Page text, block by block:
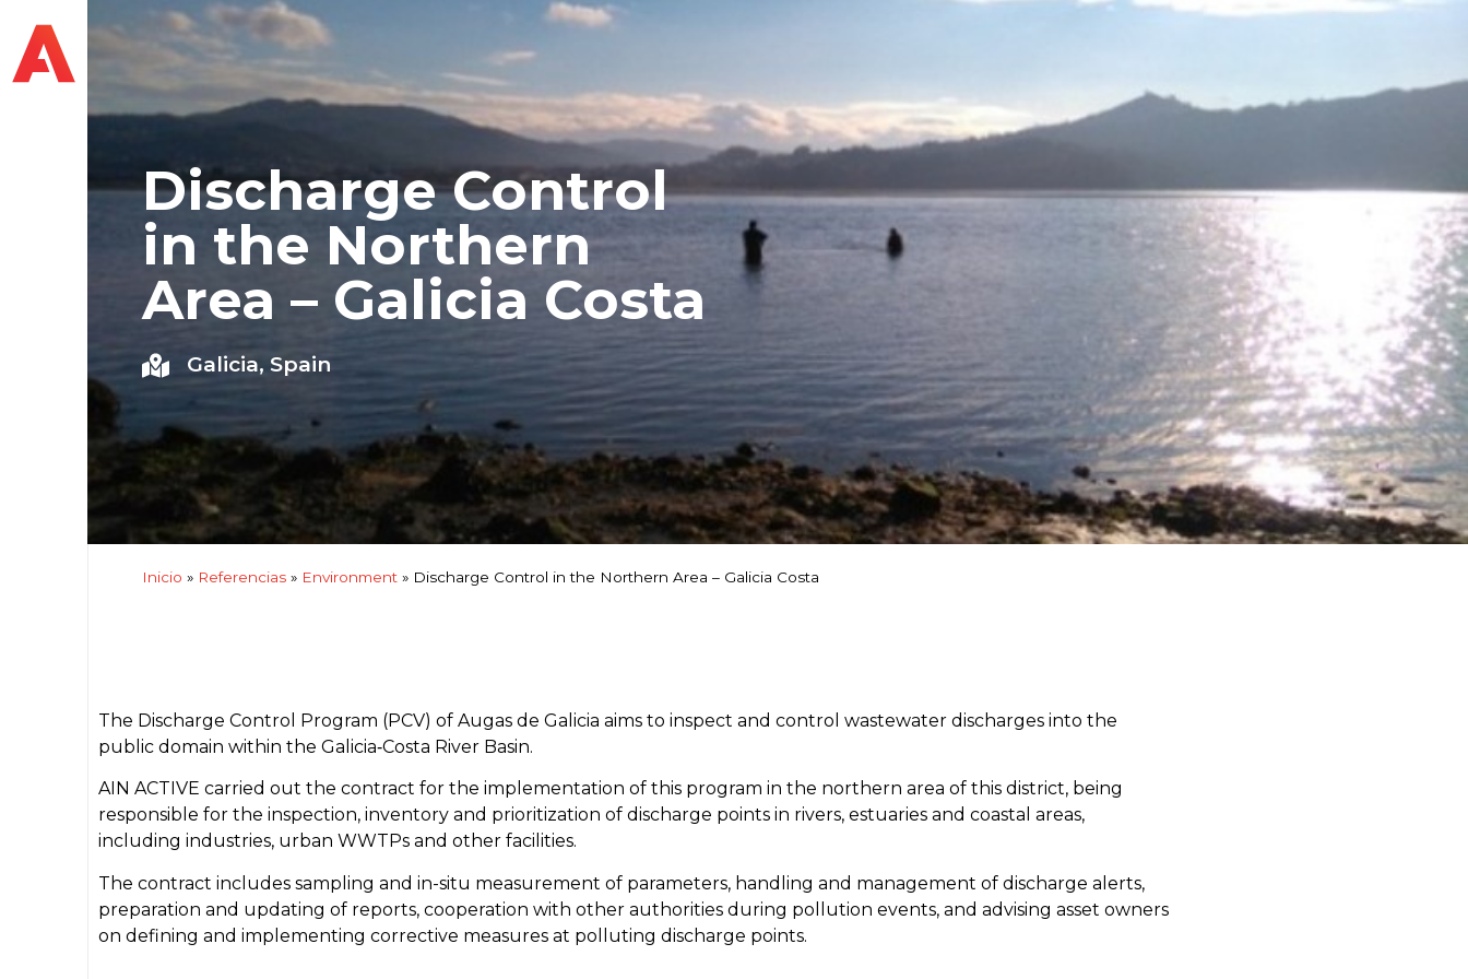
Discharge Control
in the Northern
Area – Galicia Costa
Galicia, Spain
Inicio » Referencias » Environment » Discharge Control in the Northern Area – Galicia Costa
The Discharge Control Program (PCV) of Augas de Galicia aims to inspect and control wastewater discharges into the
public domain within the Galicia‑Costa River Basin.
AIN ACTIVE carried out the contract for the implementation of this program in the northern area of this district, being
responsible for the inspection, inventory and prioritization of discharge points in rivers, estuaries and coastal areas,
including industries, urban WWTPs and other facilities.
The contract includes sampling and in-situ measurement of parameters, handling and management of discharge alerts,
preparation and updating of reports, cooperation with other authorities during pollution events, and advising asset owners
on defining and implementing corrective measures at polluting discharge points.